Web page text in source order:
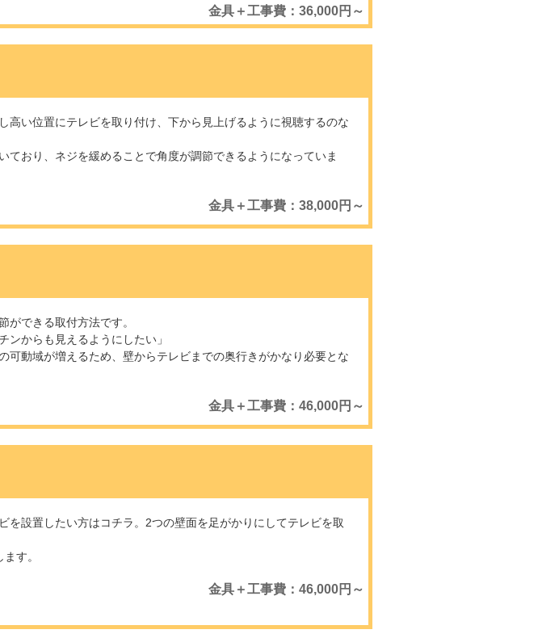
金具＋工事費：36,000円～
高い位置にテレビを取り付け、下から見上げるように視聴するのな
ており、ネジを緩めることで角度が調節できるようになっていま
金具＋工事費：38,000円～
ができる取付方法です。
ンからも見えるようにしたい」
可動域が増えるため、壁からテレビまでの奥行きがかなり必要とな
金具＋工事費：46,000円～
を設置したい方はコチラ。2つの壁面を足がかりにしてテレビを取
す。
金具＋工事費：46,000円～